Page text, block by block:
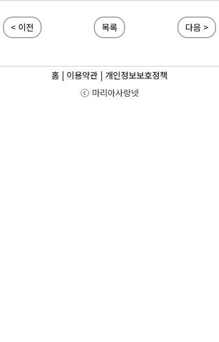
< 이전 목록 다음 >
홈 | 이용약관 | 개인정보보호정책
ⓒ 마리아사랑넷